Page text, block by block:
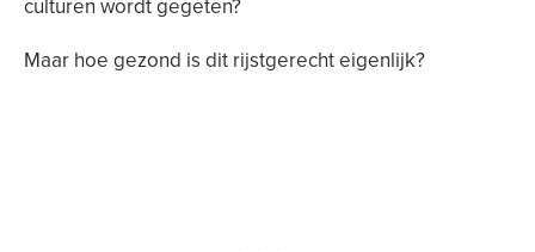
culturen wordt gegeten?
Maar hoe gezond is dit rijstgerecht eigenlijk?